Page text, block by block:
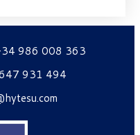
986 008 363
931 494